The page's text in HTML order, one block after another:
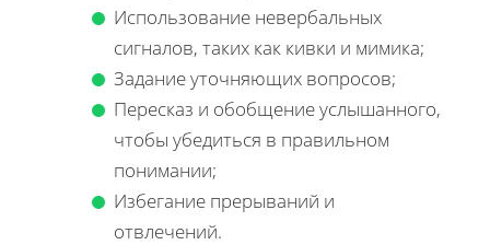
Использование невербальных
сигналов, таких как кивки и мимика;
Задание уточняющих вопросов;
Пересказ и обобщение услышанного,
чтобы убедиться в правильном
понимании;
Избегание прерываний и
отвлечений.